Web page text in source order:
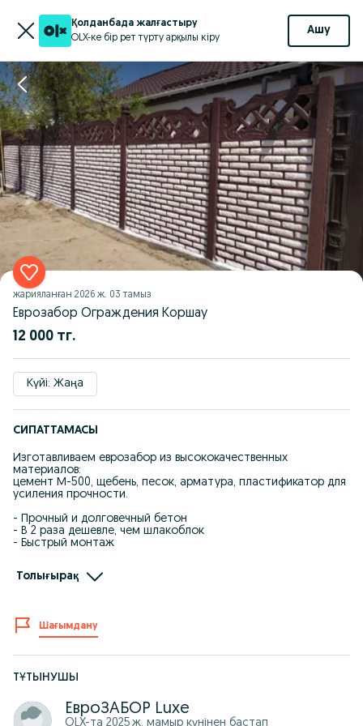
Қолданбада жалғастыру
OLX-ке бір рет түрту арқылы кіру
Ашу
жарияланған 2026 ж. 03 тамыз
Еврозабор Ограждения Коршау
12 000 тг.
Күйі: Жаңа
СИПАТТАМАСЫ
Изготавливаем еврозабор из высококачественных
материалов:
цемент М-500, щебень, песок, арматура, пластификатор для
усиления прочности.
- Прочный и долговечный бетон
- В 2 раза дешевле, чем шлакоблок
- Быстрый монтаж
Работаем по договору.
Жоғары сапалы материалдан жасалған еврозаборға
тапсырыс қабылдаймыз.
пластификатор бетонның беріктігін арттырады.
- Шлакоблоктан 2 есе арзан
- Бетон сапасына 7 жыл кепілдік
Толығырақ
Шағымдану
ТҰТЫНУШЫ
ЕвроЗАБОР Luxe
OLX-та 2025 ж. мамыр күнінен бастап